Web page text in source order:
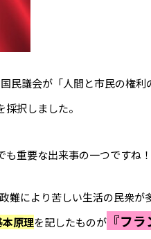
民議会が「人間と市民の権利
採択しました。
も重要な出来事の一つですね！
難により苦しい生活の民衆が
本原理を記したものが 『フ